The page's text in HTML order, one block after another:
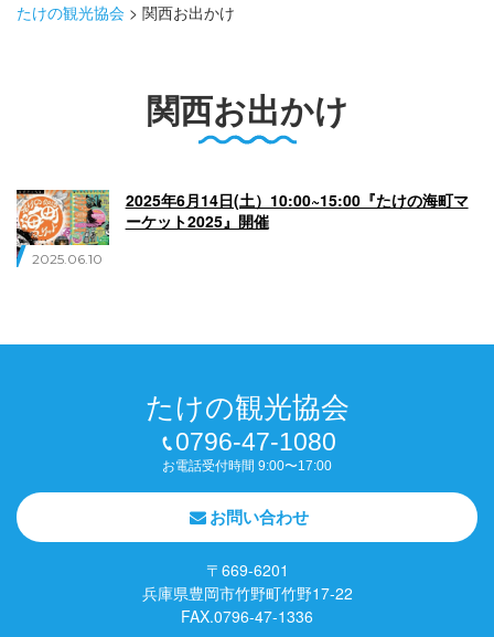
0796-47-1080
たけの観光協会 > 関西お出かけ
関西お出かけ
2025.06.10
2025年6月14日(土）10:00~15:00『たけの海町マ
ーケット2025』開催
たけの観光協会
0796-47-1080
お電話受付時間 9:00〜17:00
お問い合わせ
〒669-6201
兵庫県豊岡市竹野町竹野17-22
FAX.0796-47-1336